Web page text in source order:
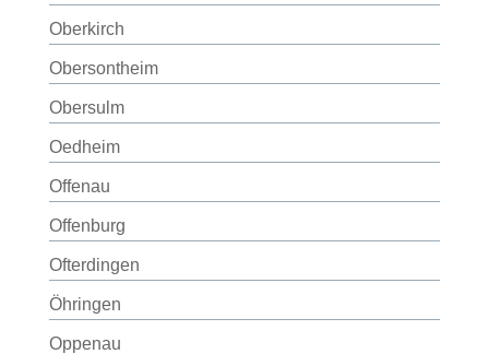
Oberkirch
Obersontheim
Obersulm
Oedheim
Offenau
Offenburg
Ofterdingen
Öhringen
Oppenau